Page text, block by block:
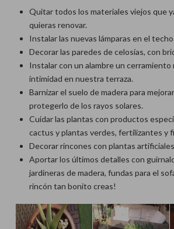
Quitar todos los materiales viejos que
quieras renovar.
Instalar las nuevas lámparas en el
Decorar las paredes de celosías, con
Instalar con un alambre un
intimidad en nuestra terraza.
Barnizar el suelo de madera para
protegerlo de los rayos solares.
Cuidar las plantas con productos
cactus y plantas verdes, fertilizantes y
Decorar rincones con plantas
Aportar los últimos detalles con
jardineras de madera, fundas para el
rincón tan bonito creas!